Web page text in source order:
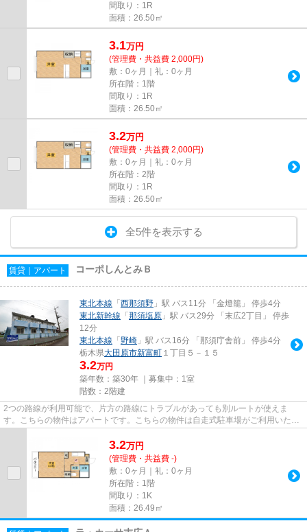
間取り：1R
面積：26.50㎡
3.1万円
(管理費・共益費 2,000円)
敷：0ヶ月｜礼：0ヶ月
所在階：1階
間取り：1R
面積：26.50㎡
3.2万円
(管理費・共益費 2,000円)
敷：0ヶ月｜礼：0ヶ月
所在階：2階
間取り：1R
面積：26.50㎡
全5件を表示する
賃貸｜アパート コーポしんとみＢ
東北本線 「 西那須野 」駅 バス11分 「金燈籠」 停歩4分
東北新幹線 「 那須塩原 」駅 バス29分 「末広2丁目」 停歩
12分
東北本線 「 野崎 」駅 バス16分 「那須庁舎前」 停歩4分
栃木県大田原市新富町 １丁目５－１５
3.2万円
築年数：築30年 ｜募集中： 1室
階数：2階建
2つの路線が利用可能で、片方の路線にトラブルがあっても別ルートが使えま
す。こちらの物件はアパートです。こちらの物件は自走式駐車場がご利用いただ
3.2万円
(管理費・共益費 -)
敷：0ヶ月｜礼：0ヶ月
所在階：1階
間取り：1K
面積：26.49㎡